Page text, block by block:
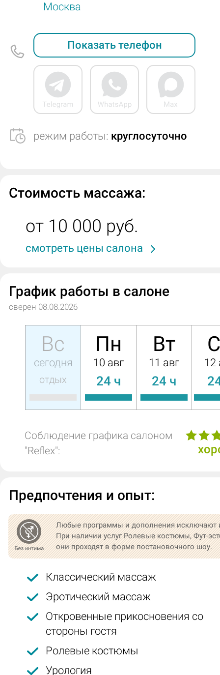
Москва
Показать телефон
режим работы: круглосуточно
Стоимость массажа:
от 10 000 руб.
смотреть цены салона
График работы в салоне
сверен 08.08.2026
Вс
сегодня
отдых
Пн
10 авг
24 ч
Вт
11 авг
24 ч
12
Соблюдение графика салоном
"Reflex":
Предпочтения и опыт:
Любые программы и дополнения исключают
При наличии услуг Ролевые костюмы, Фут-
они проходят в форме постановочного шоу.
Классический массаж
Эротический массаж
Откровенные прикосновения со
стороны гостя
Ролевые костюмы
Урология